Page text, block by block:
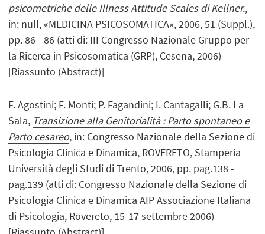
psicometriche delle Illness Attitude Scales di Kellner.,
in: null, «MEDICINA PSICOSOMATICA», 2006, 51 (Suppl.),
pp. 86 - 86 (atti di: III Congresso Nazionale Gruppo per
la Ricerca in Psicosomatica (GRP), Cesena, 2006)
[Riassunto (Abstract)]
F. Agostini; F. Monti; P. Fagandini; I. Cantagalli; G.B. La
Sala, Transizione alla Genitorialità : Parto spontaneo e
Parto cesareo, in: Congresso Nazionale della Sezione di
Psicologia Clinica e Dinamica, ROVERETO, Stamperia
Università degli Studi di Trento, 2006, pp. pag.138 -
pag.139 (atti di: Congresso Nazionale della Sezione di
Psicologia Clinica e Dinamica AIP Associazione Italiana
di Psicologia, Rovereto, 15-17 settembre 2006)